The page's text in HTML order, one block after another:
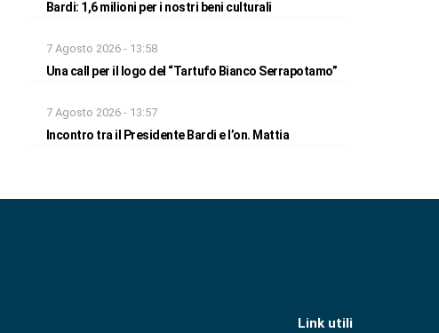
Bardi: 1,6 milioni per i nostri beni culturali
7 Agosto 2026 - 13:58
Una call per il logo del “Tartufo Bianco Serrapotamo”
7 Agosto 2026 - 13:57
Incontro tra il Presidente Bardi e l’on. Mattia
Link utili